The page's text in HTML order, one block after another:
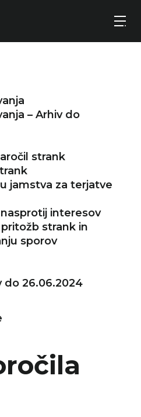
– Arhiv do
strank
jamstva za terjatve
interesov
strank in
sporov
do 26.06.2024
podjetja